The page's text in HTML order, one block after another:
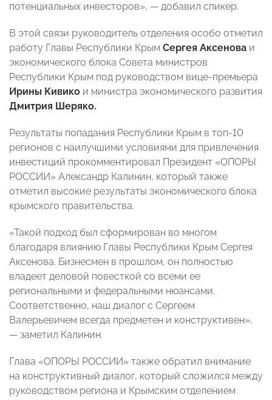
потенциальных инвесторов», — добавил спикер.
В этой связи руководитель отделения особо отметил
работу Главы Республики Крым Сергея Аксенова и
экономического блока Совета министров
Республики Крым под руководством вице-премьера
Ирины Кивико и министра экономического развития
Дмитрия Шеряко.
Результаты попадания Республики Крым в топ-10
регионов с наилучшими условиями для привлечения
инвестиций прокомментировал Президент «ОПОРЫ
РОССИИ» Александр Калинин, который также
отметил высокие результаты экономического блока
крымского правительства.
«Такой подход был сформирован во многом
благодаря влиянию Главы Республики Крым Сергея
Аксенова. Бизнесмен в прошлом, он полностью
владеет деловой повесткой со всеми ее
региональными и федеральными нюансами.
Соответственно, наш диалог с Сергеем
Валерьевичем всегда предметен и конструктивен»,
— заметил Калинин.
Глава «ОПОРЫ РОССИИ» также обратил внимание
на конструктивный диалог, который сложился между
руководством региона и Крымским отделением